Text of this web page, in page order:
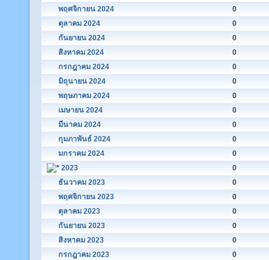
พฤศจิกายน 2024
0
ตุลาคม 2024
0
กันยายน 2024
0
สิงหาคม 2024
0
กรกฎาคม 2024
0
มิถุนายน 2024
0
พฤษภาคม 2024
0
เมษายน 2024
0
มีนาคม 2024
0
กุมภาพันธ์ 2024
0
มกราคม 2024
0
2023
0
ธันวาคม 2023
0
พฤศจิกายน 2023
0
ตุลาคม 2023
0
กันยายน 2023
0
สิงหาคม 2023
0
กรกฎาคม 2023
0